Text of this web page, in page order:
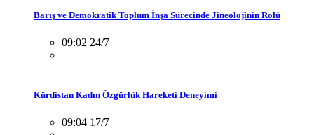
Barış ve Demokratik Toplum İnşa Sürecinde Jineolojînin Rolü
09:02 24/7
Kürdistan Kadın Özgürlük Hareketi Deneyimi
09:04 17/7